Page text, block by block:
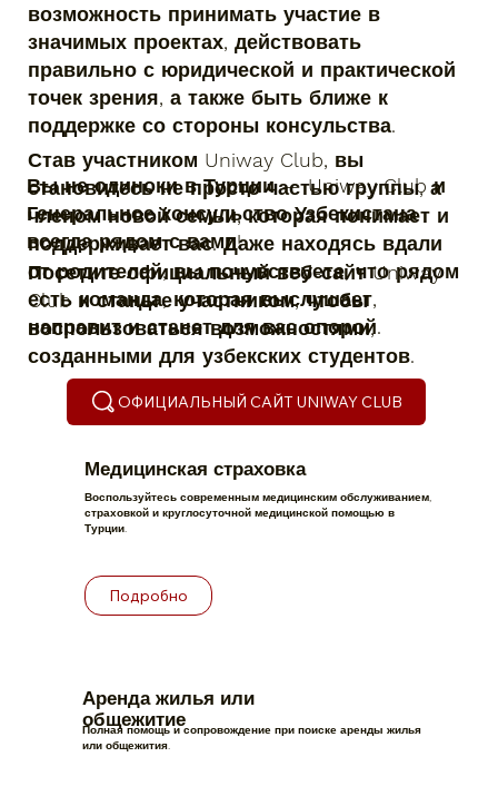
возможность принимать участие в
значимых проектах, действовать
правильно с юридической и практической
точек зрения, а также быть ближе к
поддержке со стороны консульства.
Став участником Uniway Club, вы
становитесь не просто частью группы, а
членом новой семьи, которая понимает и
поддерживает вас. Даже находясь вдали
от родителей, вы почувствуете, что рядом
есть команда, которая выслушает,
направит и станет для вас опорой.
Аренда жилья или
общежитие
Полная помощь и сопровождение при поиске аренды жилья
или общежития.
Медицинская страховка
Воспользуйтесь современным медицинским обслуживанием,
страховкой и круглосуточной медицинской помощью в
Турции.
Подробно
Вы не одиноки в Турции — Uniway Club и
Генеральное консульство Узбекистана
всегда рядом с вами!
Посетите официальный веб-сайт Uniway
Club и станьте участником, чтобы
воспользоваться возможностями,
созданными для узбекских студентов.